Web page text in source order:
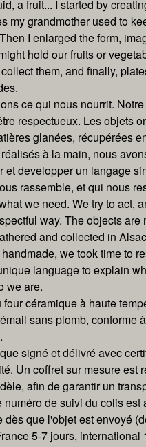
a fruit... I started by
my grandmother used to
I enlarged the form,
hold our fruits or
them, and finally,
ce qui nous nourrit.
respectueux. Les objets
glanées, récupérées
à la main, nous
et developper un langage
rassemble, et qui nous
we need. We try to act,
way. The objects are
and collected in
we took time to
language to explain
we are.
céramique à haute
sans plomb, conforme
signé et délivré avec
Un coffret sur mesure est
afin de garantir un
numéro de suivi du colis est
dès que l'objet est envoyé
5-7 jours, international